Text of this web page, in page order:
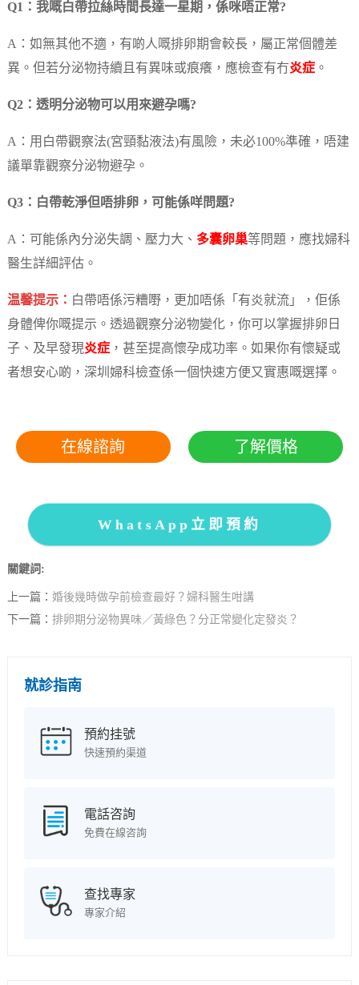
Q1：我嘅白帶拉絲時間長達一星期，係咪唔正常?
A：如無其他不適，有啲人嘅排卵期會較長，屬正常個體差
異。但若分泌物持續且有異味或痕癢，應檢查有冇炎症。
Q2：透明分泌物可以用來避孕嗎?
A：用白帶觀察法(宮頸黏液法)有風險，未必100%準確，唔建
議單靠觀察分泌物避孕。
Q3：白帶乾淨但唔排卵，可能係咩問題?
A：可能係內分泌失調、壓力大、 多囊卵巢等問題，應找婦科
醫生詳細評估。
温馨提示： 白帶唔係污糟嘢，更加唔係「有炎就流」，佢係
身體俾你嘅提示。透過觀察分泌物變化，你可以掌握排卵日
子、及早發現炎症，甚至提高懷孕成功率。如果你有懷疑或
者想安心啲，深圳婦科檢查係一個快速方便又實惠嘅選擇。
在線諮詢 了解價格
WhatsApp立即預約
關鍵詞:
上一篇： 婚後幾時做孕前檢查最好？婦科醫生咁講
下一篇： 排卵期分泌物異味／黃綠色？分正常變化定發炎？
就診指南
預約挂號
快速預約渠道
電話咨詢
免費在線咨詢
查找專家
專家介紹